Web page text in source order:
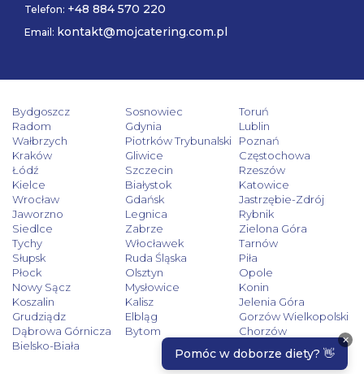
Telefon: +48 884 570 220
Email: kontakt@mojcatering.com.pl
Bydgoszcz Sosnowiec
Toruń
Radom
Gdynia
Lublin
Wałbrzych
Piotrków Trybunalski
Poznań
Kraków
Gliwice
Częstochowa
Łódź
Szczecin
Rzeszów
Kielce
Białystok
Katowice
Wrocław
Gdańsk
Jastrzębie-Zdrój
Jaworzno
Legnica
Rybnik
Siedlce
Zabrze
Zielona Góra
Tychy
Włocławek
Tarnów
Słupsk
Ruda Śląska
Piła
Płock
Olsztyn
Opole
Nowy Sącz
Mysłowice
Konin
Koszalin
Kalisz
Jelenia Góra
Grudziądz
Elbląg
Gorzów Wielkopolski
Dąbrowa Górnicza
Bytom
Chorzów
Bielsko-Biała